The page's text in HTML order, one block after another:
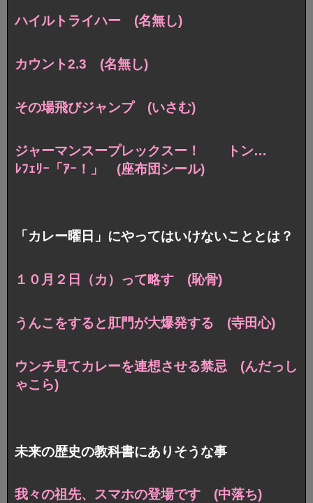
ハイルトライハー (名無し)
カウント2.3 (名無し)
その場飛びジャンプ (いさむ)
ジャーマンスープレックスー！ トン…
ﾚﾌｪﾘｰ「ｱｰ！」 (座布団シール)
「カレー曜日」にやってはいけないこととは？
１０月２日（カ）って略す (恥骨)
うんこをすると肛門が大爆発する (寺田心)
ウンチ見てカレーを連想させる禁忌 (んだっし
ゃこら)
未来の歴史の教科書にありそうな事
我々の祖先、スマホの登場です (中落ち)